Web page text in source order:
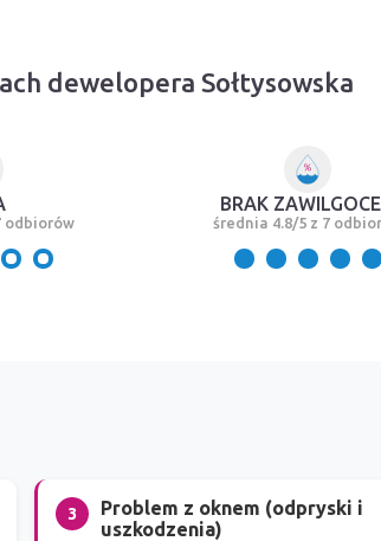
dewelopera Sołtysowska
odbiorów
BRAK
średnia 4.8/5 z 7
3
Problem z oknem (odpryski i
uszkodzenia)